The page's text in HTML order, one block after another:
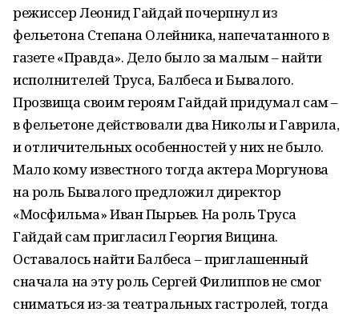
режиссер Леонид Гайдай почерпнул из
фельетона Степана Олейника, напечатанного в
газете «Правда». Дело было за малым – найти
исполнителей Труса, Балбеса и Бывалого.
Прозвища своим героям Гайдай придумал сам –
в фельетоне действовали два Николы и Гаврила,
и отличительных особенностей у них не было.
Мало кому известного тогда актера Моргунова
на роль Бывалого предложил директор
«Мосфильма» Иван Пырьев. На роль Труса
Гайдай сам пригласил Георгия Вицина.
Оставалось найти Балбеса – приглашенный
сначала на эту роль Сергей Филиппов не смог
сниматься из-за театральных гастролей, тогда